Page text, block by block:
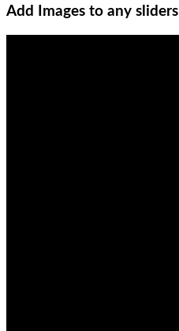
Add Images to any sliders